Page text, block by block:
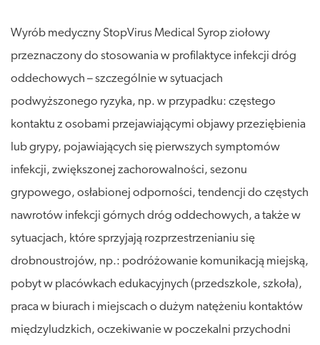
Wyrób medyczny StopVirus Medical Syrop ziołowy
przeznaczony do stosowania w profilaktyce infekcji dróg
oddechowych – szczególnie w sytuacjach
podwyższonego ryzyka, np. w przypadku: częstego
kontaktu z osobami przejawiającymi objawy przeziębienia
lub grypy, pojawiających się pierwszych symptomów
infekcji, zwiększonej zachorowalności, sezonu
grypowego, osłabionej odporności, tendencji do częstych
nawrotów infekcji górnych dróg oddechowych, a także w
sytuacjach, które sprzyjają rozprzestrzenianiu się
drobnoustrojów, np.: podróżowanie komunikacją miejską,
pobyt w placówkach edukacyjnych (przedszkole, szkoła),
praca w biurach i miejscach o dużym natężeniu kontaktów
międzyludzkich, oczekiwanie w poczekalni przychodni